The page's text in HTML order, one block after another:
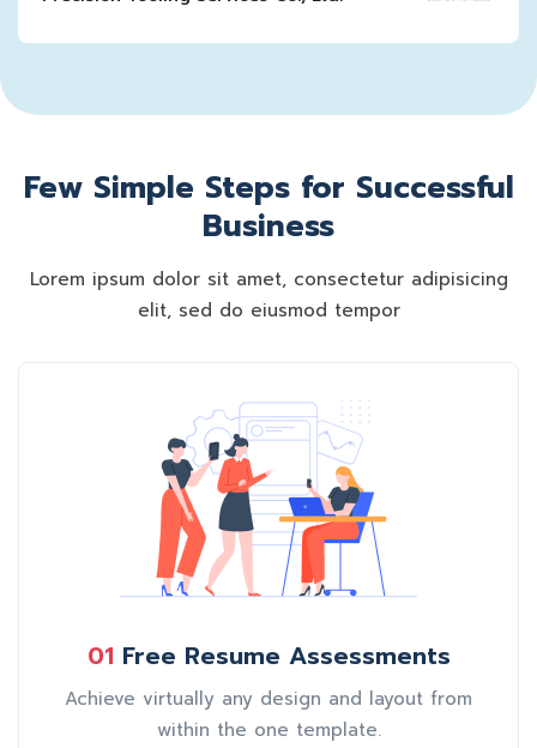
Few Simple Steps for Successful
Business
Lorem ipsum dolor sit amet, consectetur adipisicing
elit, sed do eiusmod tempor
01 Free Resume Assessments
Achieve virtually any design and layout from
within the one template.